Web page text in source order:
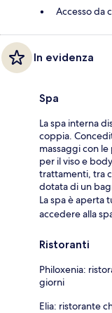
Accesso da
In evidenza
Spa
La spa interna
coppia.
massaggi con
per il viso e
trattamenti, tra
dotata di un
La spa è aperta
accedere alla
Ristoranti
Philoxenia:
giorni
Elia: ristorante